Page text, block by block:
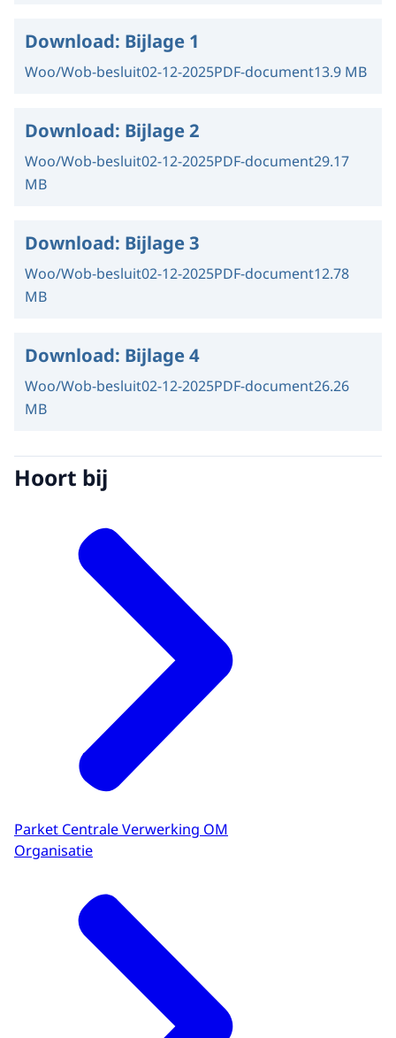
Download: Bijlage 1
Woo/Wob-besluit02-12-2025PDF-document13.9 MB
Download: Bijlage 2
Woo/Wob-besluit02-12-2025PDF-document29.17
MB
Download: Bijlage 3
Woo/Wob-besluit02-12-2025PDF-document12.78
MB
Download: Bijlage 4
Woo/Wob-besluit02-12-2025PDF-document26.26
MB
Hoort bij
Parket Centrale Verwerking OM
Organisatie